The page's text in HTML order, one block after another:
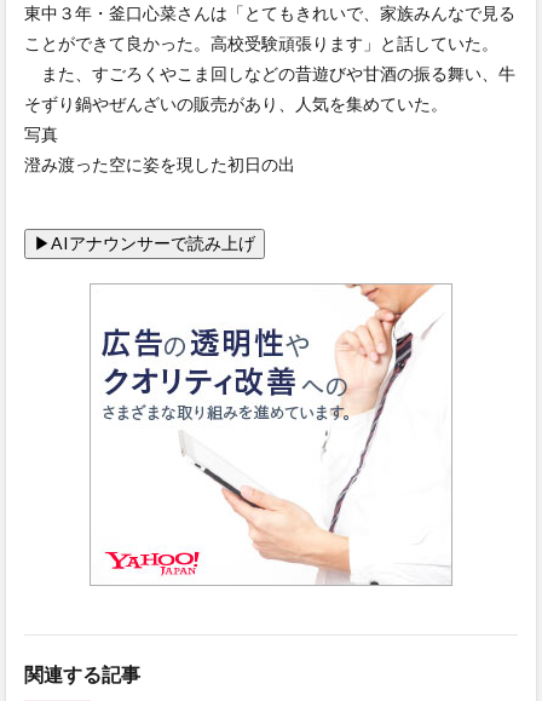
東中３年・釜口心菜さんは「とてもきれいで、家族みんなで見る
ことができて良かった。高校受験頑張ります」と話していた。
また、すごろくやこま回しなどの昔遊びや甘酒の振る舞い、牛
そずり鍋やぜんざいの販売があり、人気を集めていた。
写真
澄み渡った空に姿を現した初日の出
関連する記事